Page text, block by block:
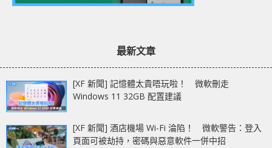
最新文章
[XF 新聞] 記憶體太貴唔玩啦！ 微軟刪走
Windows 11 32GB 配置建議
[XF 新聞] 酒店機場 Wi-Fi 淪陷！ 微軟警告：登入
頁面可被劫持，密碼與惡意軟件一併中招